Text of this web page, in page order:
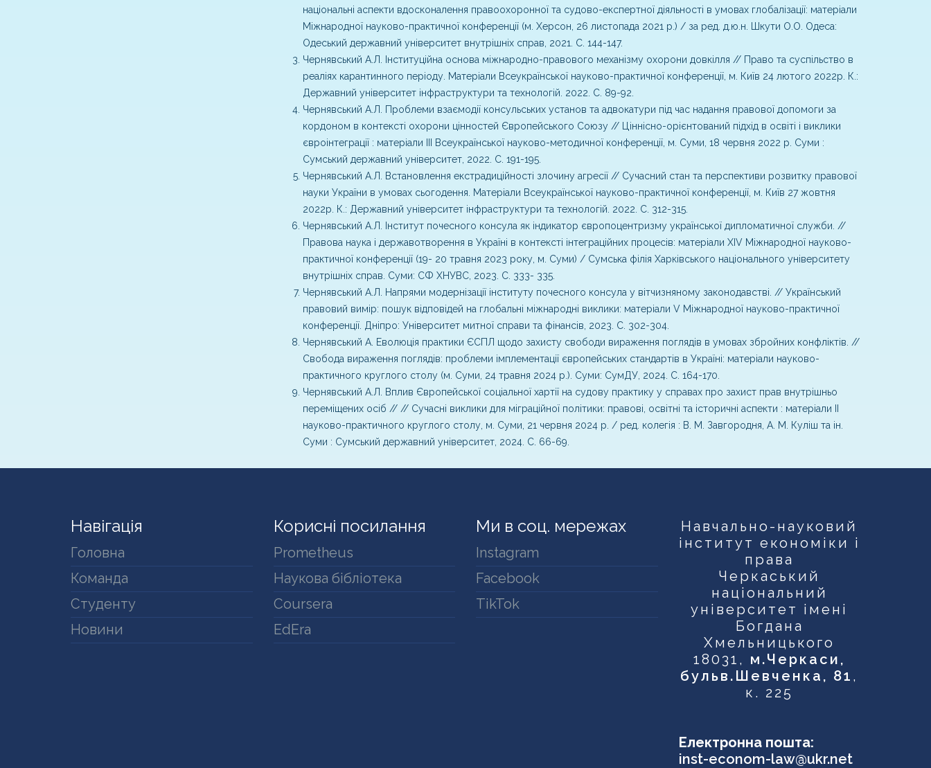
національні аспекти вдосконалення правоохоронної та судово-експертної діяльності в умовах глобалізації: матеріали
Міжнародної науково-практичної конференції (м. Херсон, 26 листопада 2021 р.) / за ред. д.ю.н. Шкути О.О. Одеса:
Одеський державний університет внутрішніх справ, 2021. С. 144-147.
Чернявський А.Л. Інституційна основа міжнародно-правового механізму охорони довкілля // Право та суспільство в
реаліях карантинного періоду. Матеріали Всеукраїнської науково-практичної конференції, м. Київ 24 лютого 2022р. К.:
Державний університет інфраструктури та технологій. 2022. С. 89-92.
Чернявський А.Л. Проблеми взаємодії консульських установ та адвокатури під час надання правової допомоги за
кордоном в контексті охорони цінностей Європейського Союзу // Ціннісно-орієнтований підхід в освіті і виклики
євроінтеграції : матеріали III Всеукраїнської науково-методичної конференції, м. Суми, 18 червня 2022 р. Суми :
Сумський державний університет, 2022. С. 191-195.
Чернявський А.Л. Встановлення екстрадиційності злочину агресії // Сучасний стан та перспективи розвитку правової
науки України в умовах сьогодення. Матеріали Всеукраїнської науково-практичної конференції, м. Київ 27 жовтня
2022р. К.: Державний університет інфраструктури та технологій. 2022. С. 312-315.
Чернявський А.Л. Інститут почесного консула як індикатор європоцентризму української дипломатичної служби. //
Правова наука і державотворення в Україні в контексті інтеграційних процесів: матеріали ХІV Міжнародної науково-
практичної конференції (19- 20 травня 2023 року, м. Суми) / Сумська філія Харківського національного університету
внутрішніх справ. Суми: СФ ХНУВС, 2023. С. 333- 335.
Чернявський А.Л. Напрями модернізації інституту почесного консула у вітчизняному законодавстві. // Український
правовий вимір: пошук відповідей на глобальні міжнародні виклики: матеріали V Міжнародної науково-практичної
конференції. Дніпро: Університет митної справи та фінансів, 2023. С. 302-304.
Чернявський А. Еволюція практики ЄСПЛ щодо захисту свободи вираження поглядів в умовах збройних конфліктів. //
Свобода вираження поглядів: проблеми імплементації європейських стандартів в Україні: матеріали науково-
практичного круглого столу (м. Суми, 24 травня 2024 р.). Суми: СумДУ, 2024. С. 164-170.
Чернявський А.Л. Вплив Європейської соціальної хартії на судову практику у справах про захист прав внутрішньо
переміщених осіб // // Сучасні виклики для міграційної політики: правові, освітні та історичні аспекти : матеріали ІІ
науково-практичного круглого столу, м. Суми, 21 червня 2024 р. / ред. колегія : В. М. Завгородня, А. М. Куліш та ін.
Суми : Сумський державний університет, 2024. С. 66-69.
Навігація
Головна
Команда
Студенту
Новини
Корисні посилання
Prometheus
Наукова бібліотека
Coursera
EdEra
Ми в соц. мережах
Instagram
Facebook
TikTok
Навчально-науковий
інститут економіки і
права
Черкаський
національний
університет імені
Богдана
Хмельницького
18031, м.Черкаси,
бульв.Шевченка, 81 ,
к. 225
Електронна пошта:
inst-econom-law@ukr.net